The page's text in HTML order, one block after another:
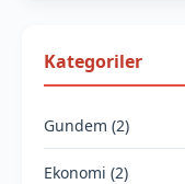
Kategoriler
Gundem (2)
Ekonomi (2)